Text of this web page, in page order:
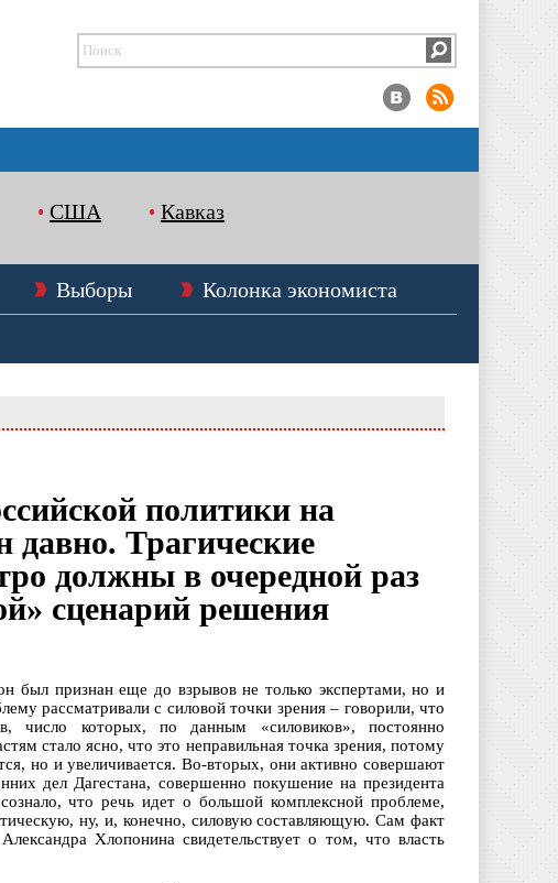
США Кавказ
Выборы
Колонка экономиста
политики на
давно. Трагические
должны в очередной раз
сценарий решения
был признан еще до взрывов не только экспертами, но и
рассматривали с силовой точки зрения – говорили, что
число которых, по данным «силовиков», постоянно
стало ясно, что это неправильная точка зрения, потому
но и увеличивается. Во-вторых, они активно совершают
дел Дагестана, совершенно покушение на президента
что речь идет о большой комплексной проблеме,
ну, и, конечно, силовую составляющую. Сам факт
Хлопонина свидетельствует о том, что власть